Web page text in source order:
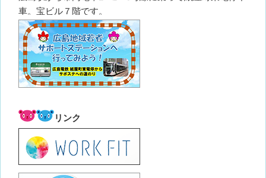
車。宝ビル７階です。
リンク